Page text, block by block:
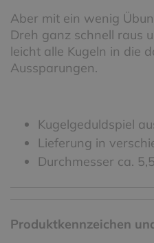
Aber mit ein wenig
Dreh ganz schnell raus
leicht alle Kugeln in die
Aussparungen.
Kugelgeduldspiel
Lieferung in
Durchmesser ca.
Produktkennzeichen